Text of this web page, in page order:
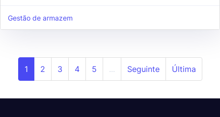
Gestão de armazem
1 2 3 4 5 ... Seguinte Última